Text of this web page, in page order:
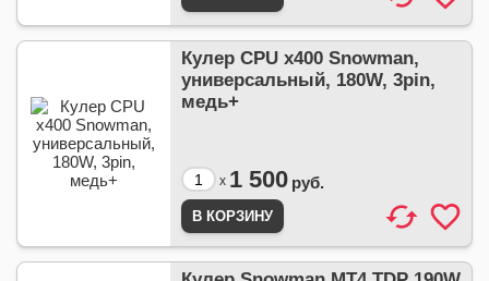
Кулер CPU x400 Snowman,
универсальный, 180W, 3pin,
медь+
x 1 500 руб.